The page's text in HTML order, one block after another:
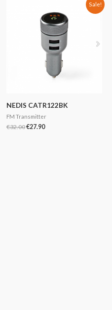
Sale!
NEDIS CATR122BK
FM Transmitter
€32.00€27.90